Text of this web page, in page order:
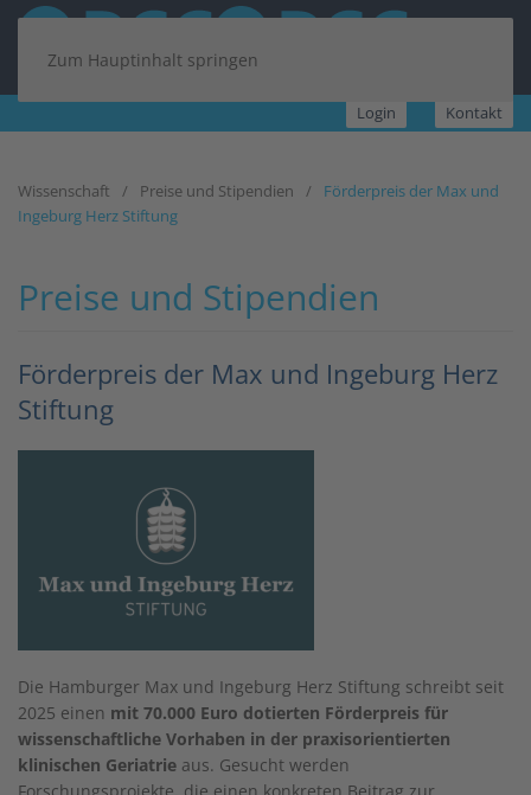
Zum Hauptinhalt springen
Login Kontakt
Wissenschaft Preise und Stipendien
Förderpreis der Max und
Ingeburg Herz Stiftung
Preise und Stipendien
Förderpreis der Max und Ingeburg Herz
Stiftung
Die Hamburger Max und Ingeburg Herz Stiftung schreibt seit
2025 einen mit 70.000 Euro dotierten Förderpreis für
wissenschaftliche Vorhaben in der praxisorientierten
klinischen Geriatrie aus. Gesucht werden